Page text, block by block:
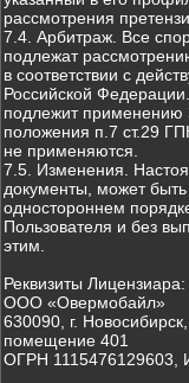
рассмотрения
7.4. Арбитраж. Все
подлежат
в соответствии с
Российской
подлежит применению
положения п.7 ст.29
не применяются.
7.5. Изменения.
документы, может
одностороннем
Пользователя и без
этим.
Реквизиты Лицензиара:
ООО «Овермобайл»
630090, г.
помещение 401
ОГРН 1115476129603,